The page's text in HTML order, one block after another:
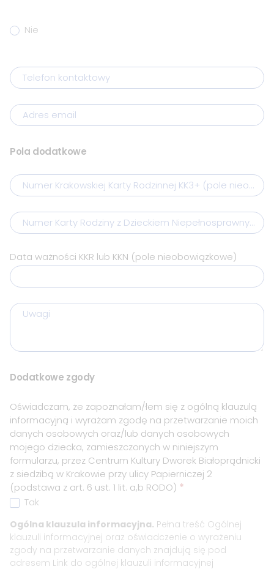
Nie
Telefon kontaktowy
Adres email
Pola dodatkowe
Numer Krakowskiej Karty Rodzinnej KK3+ (pole
Numer Karty Rodziny z Dzieckiem Niepełnosprawnym
Data ważności KKR lub KKN (pole nieobowiązkowe)
Uwagi
Dodatkowe zgody
Oświadczam, że zapoznałam/łem się z ogólną klauzulą
informacyjną i wyrażam zgodę na przetwarzanie moich
danych osobowych oraz/lub danych osobowych
mojego dziecka, zamieszczonych w niniejszym
formularzu, przez Centrum Kultury Dworek Białoprądnicki
z siedzibą w Krakowie przy ulicy Papierniczej 2
(podstawa z art. 6 ust. 1 lit. a,b RODO) *
Tak
Ogólna klauzula informacyjna. Pełna treść Ogólnej
klauzuli informacyjnej oraz oświadczenie o wyrażeniu
zgody na przetwarzanie danych znajdują się pod
adresem Link do ogólnej klauzuli informacyjnej